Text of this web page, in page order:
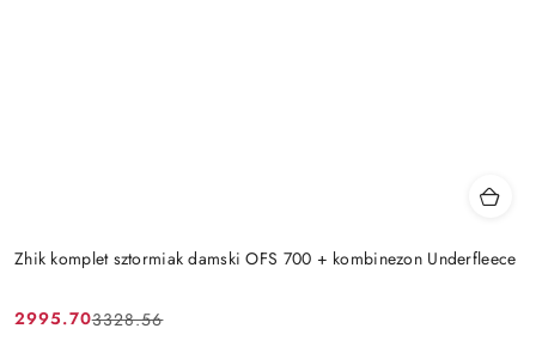
Zhik komplet sztormiak damski OFS 700 + kombinezon Underfleece
Cena
2995.70
Cena
3328.56